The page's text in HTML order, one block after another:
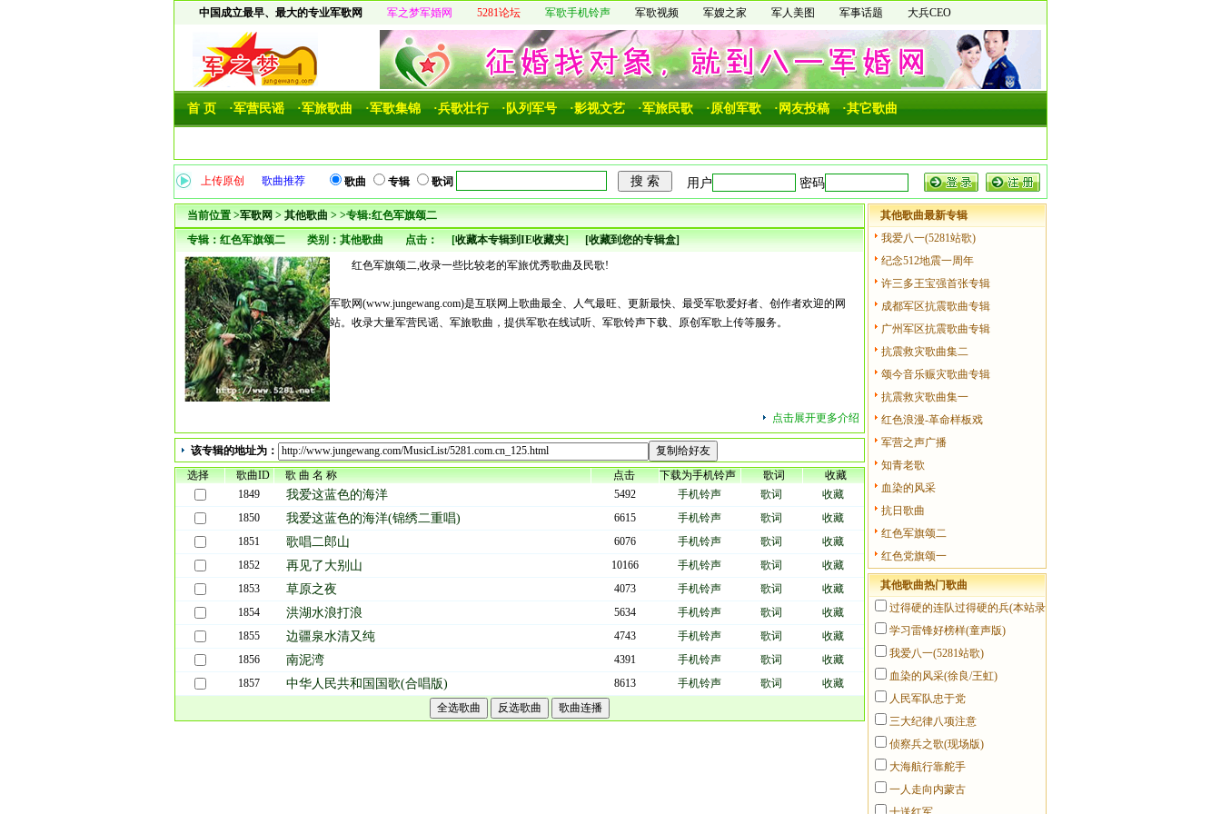
中国成立最早、最大的专业军歌网 军之梦军婚网 5281论坛 军歌手机铃声 军歌视频 军嫂之家 军人美图 军事话题 大兵CEO
首 页 ·军营民谣 ·军旅歌曲 ·军歌集锦 ·兵歌壮行 ·队列军号 ·影视文艺 ·军旅民歌 ·原创军歌 ·网友投稿 ·其它歌曲
上传原创 歌曲推荐 歌曲 专辑 歌词
当前位置 >军歌网>其他歌曲> >专辑:红色军旗颂二
专辑：红色军旗颂二 类别：其他歌曲 点击：[收藏本专辑到IE收藏夹][收藏到您的专辑盒]
红色军旗颂二,收录一些比较老的军旅优秀歌曲及民歌!
军歌网(www.jungewang.com)是互联网上歌曲最全、人气最旺、更新最快、最受军歌爱好者、创作者欢迎的网
站。收录大量军营民谣、军旅歌曲，提供军歌在线试听、军歌铃声下载、原创军歌上传等服务。
点击展开更多介绍
该专辑的地址为：
选择
歌曲ID 歌 曲 名 称 点击 下载为手机铃声 歌词
收藏
1849
我爱这蓝色的海洋 5492 手机铃声 歌词
收藏
1850
我爱这蓝色的海洋(锦绣二重唱) 6615 手机铃声 歌词
收藏
1851
歌唱二郎山 6076 手机铃声 歌词
收藏
1852
再见了大别山 10166 手机铃声 歌词
收藏
1853
草原之夜 4073 手机铃声 歌词
收藏
1854
洪湖水浪打浪 5634 手机铃声 歌词
收藏
1855
边疆泉水清又纯 4743 手机铃声 歌词
收藏
1856
南泥湾 4391 手机铃声 歌词
收藏
1857
中华人民共和国国歌(合唱版) 8613 手机铃声 歌词 收藏
其他歌曲最新专辑
我爱八一(5281站歌)
纪念512地震一周年
许三多王宝强首张专辑
成都军区抗震歌曲专辑
广州军区抗震歌曲专辑
抗震救灾歌曲集二
颂今音乐赈灾歌曲专辑
抗震救灾歌曲集一
红色浪漫-革命样板戏
军营之声广播
知青老歌
血染的风采
抗日歌曲
红色军旗颂二
红色党旗颂一
其他歌曲热门歌曲
过得硬的连队过得硬的兵(本站录
音) 学习雷锋好榜样(童声版)
我爱八一(5281站歌)
血染的风采(徐良/王虹)
人民军队忠于党
三大纪律八项注意
侦察兵之歌(现场版)
大海航行靠舵手
一人走向内蒙古